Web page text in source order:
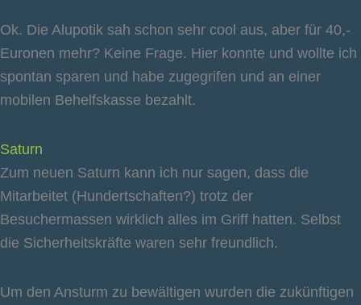
Ok. Die Alupotik sah schon sehr cool aus, aber für 40,-
Euronen mehr? Keine Frage. Hier konnte und wollte ich
spontan sparen und habe zugegrifen und an einer
mobilen Behelfskasse bezahlt.
Saturn
Zum neuen Saturn kann ich nur sagen, dass die
Mitarbeitet (Hundertschaften?) trotz der
Besuchermassen wirklich alles im Griff hatten. Selbst
die Sicherheitskräfte waren sehr freundlich.
Um den Ansturm zu bewältigen wurden die zukünftigen